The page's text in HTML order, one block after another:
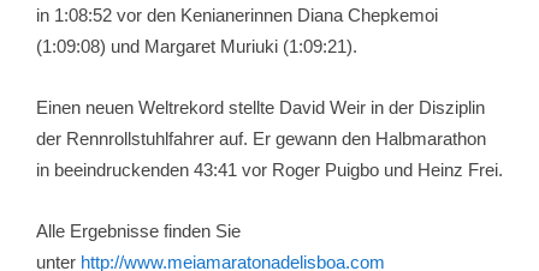
in 1:08:52 vor den Kenianerinnen Diana Chepkemoi
(1:09:08) und Margaret Muriuki (1:09:21).
Einen neuen Weltrekord stellte David Weir in der Disziplin
der Rennrollstuhlfahrer auf. Er gewann den Halbmarathon
in beeindruckenden 43:41 vor Roger Puigbo und Heinz Frei.
Alle Ergebnisse finden Sie
unter http://www.meiamaratonadelisboa.com